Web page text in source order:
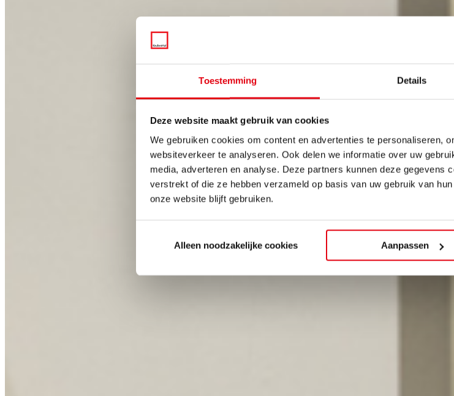
Toestemming Details
Deze website maakt gebruik van cookies
We gebruiken cookies om content en advertenties te personaliseren,
websiteverkeer te analyseren. Ook delen we informatie over uw
media, adverteren en analyse. Deze partners kunnen deze gegevens
verstrekt of die ze hebben verzameld op basis van uw gebruik van
onze website blijft gebruiken.
Alleen noodzakelijke cookies Aanpassen